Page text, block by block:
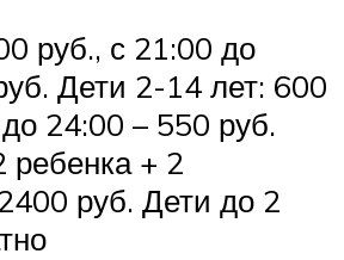
руб., с 21:00 до
Дети 2-14 лет: 600
24:00 – 550 руб.
+ 2
руб. Дети до 2